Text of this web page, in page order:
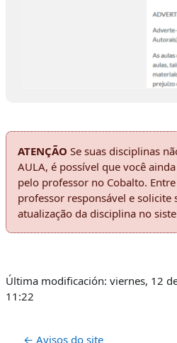
ATENÇÃO Se suas disciplinas
AULA, é possível que você
pelo professor no Cobalto.
professor responsável e solicite
atualização da disciplina no
Última modificación: viernes, 12
11:22
← Avisos do site